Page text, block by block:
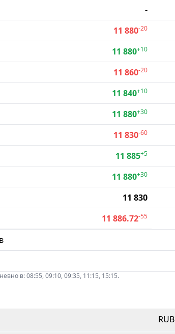
-
11 880-20
11 880+10
11 860-20
11 840+10
11 880+30
11 830-60
11 885+5
11 880+30
11 830
11 886.72-55
в: 08:55, 09:10, 09:35, 11:15, 15:15.
RUB